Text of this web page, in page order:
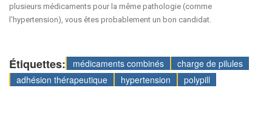
plusieurs médicaments pour la même pathologie (comme
l'hypertension), vous êtes probablement un bon candidat.
Étiquettes: médicaments combinés
charge de pilules
adhésion thérapeutique
hypertension polypill